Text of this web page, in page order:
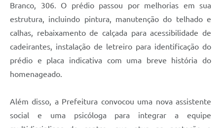
Branco, 306. O prédio passou por melhorias em sua
estrutura, incluindo pintura, manutenção do telhado e
calhas, rebaixamento de calçada para acessibilidade de
cadeirantes, instalação de letreiro para identificação do
prédio e placa indicativa com uma breve história do
homenageado.
Além disso, a Prefeitura convocou uma nova assistente
social e uma psicóloga para integrar a equipe